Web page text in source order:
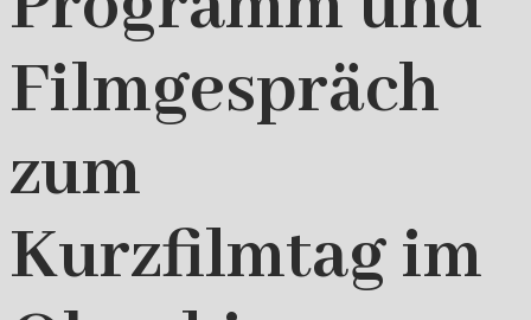
Filmgespräch
zum
Kurzfilmtag im